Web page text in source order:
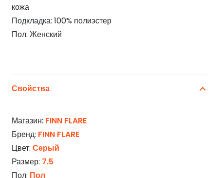
кожа
Подкладка: 100% полиэстер
Пол: Женский
Свойства
Магазин: FINN FLARE
Бренд: FINN FLARE
Цвет: Серый
Размер: 7.5
Пол: Пол